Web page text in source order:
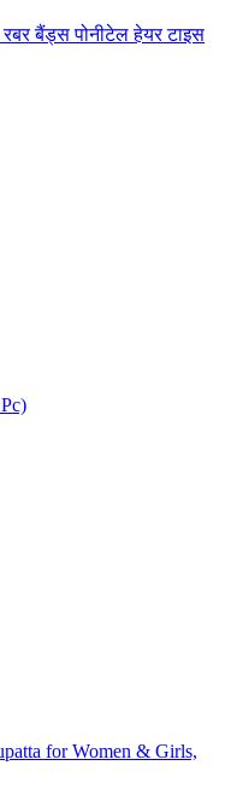
बैंड्स पोनीटेल हेयर टाइस
for Women & Girls,